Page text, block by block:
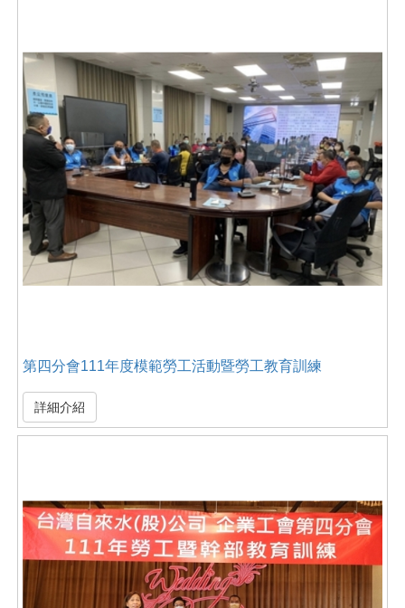
第四分會111年度模範勞工活動暨勞工教育訓練
詳細介紹